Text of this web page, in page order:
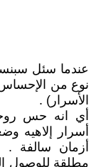
عندما سئل
نوع من
الأسرار) .
أي انه حس
أسرار إلاهيه
أزمان سالفة .
مطلقة للوصول